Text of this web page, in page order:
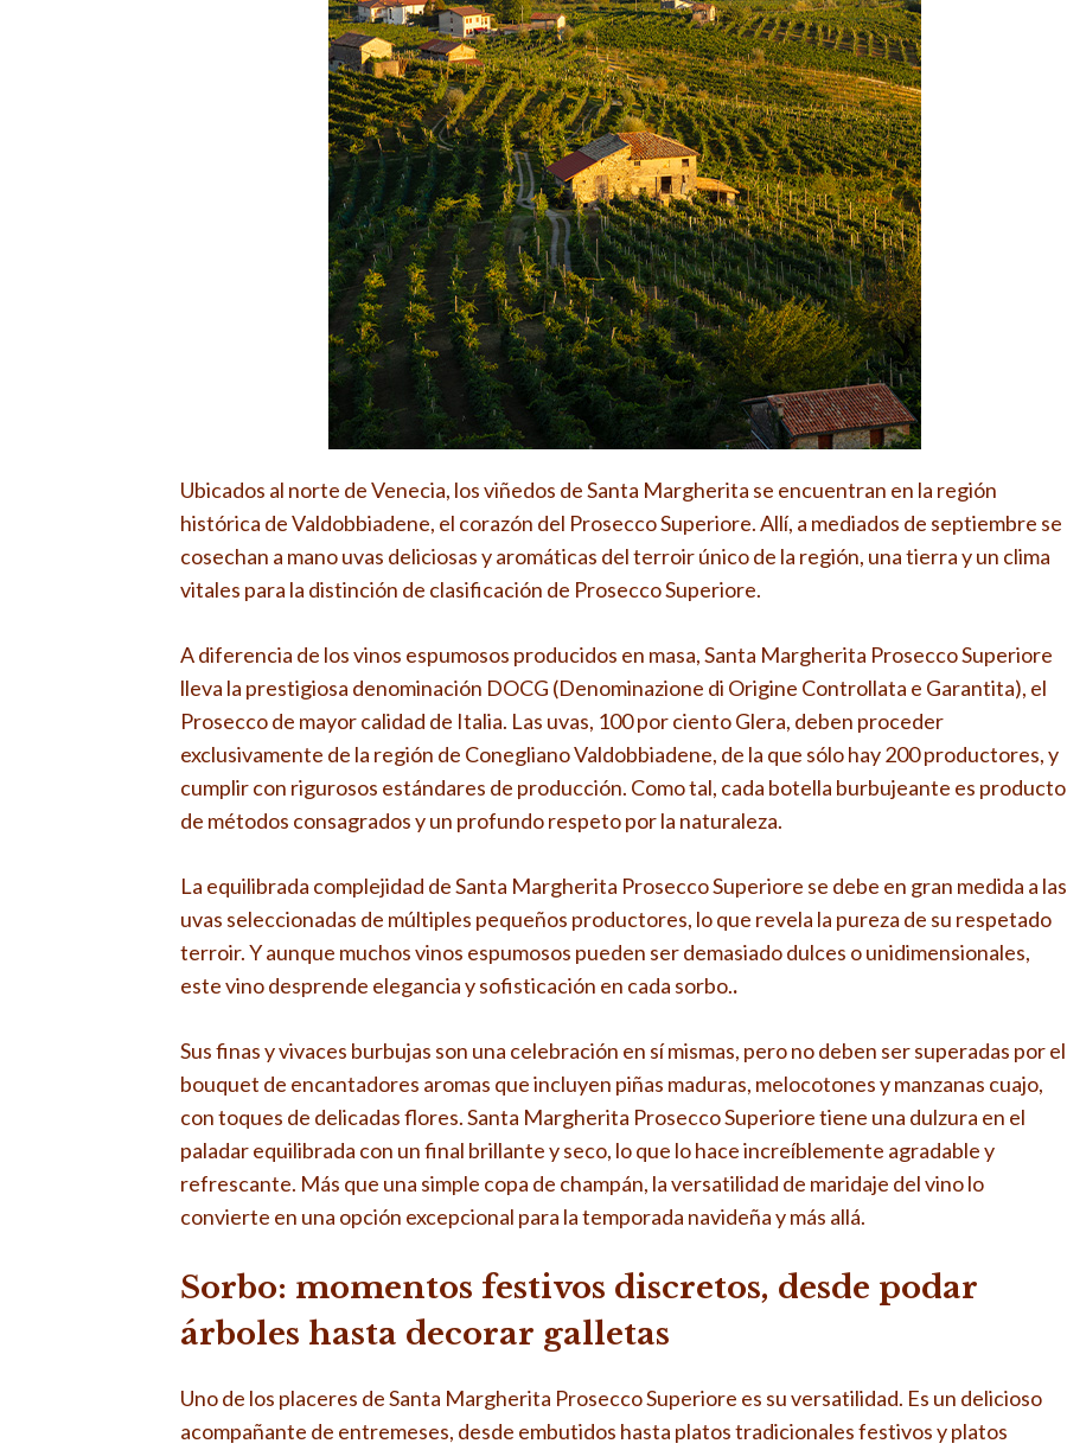
Ubicados al norte de Venecia, los viñedos de Santa Margherita se encuentran en la región
histórica de Valdobbiadene, el corazón del Prosecco Superiore. Allí, a mediados de septiembre se
cosechan a mano uvas deliciosas y aromáticas del terroir único de la región, una tierra y un clima
vitales para la distinción de clasificación de Prosecco Superiore.
A diferencia de los vinos espumosos producidos en masa, Santa Margherita Prosecco Superiore
lleva la prestigiosa denominación DOCG (Denominazione di Origine Controllata e Garantita), el
Prosecco de mayor calidad de Italia. Las uvas, 100 por ciento Glera, deben proceder
exclusivamente de la región de Conegliano Valdobbiadene, de la que sólo hay 200 productores, y
cumplir con rigurosos estándares de producción. Como tal, cada botella burbujeante es producto
de métodos consagrados y un profundo respeto por la naturaleza.
La equilibrada complejidad de Santa Margherita Prosecco Superiore se debe en gran medida a las
uvas seleccionadas de múltiples pequeños productores, lo que revela la pureza de su respetado
terroir. Y aunque muchos vinos espumosos pueden ser demasiado dulces o unidimensionales,
este vino desprende elegancia y sofisticación en cada sorbo..
Sus finas y vivaces burbujas son una celebración en sí mismas, pero no deben ser superadas por el
bouquet de encantadores aromas que incluyen piñas maduras, melocotones y manzanas cuajo,
con toques de delicadas flores. Santa Margherita Prosecco Superiore tiene una dulzura en el
paladar equilibrada con un final brillante y seco, lo que lo hace increíblemente agradable y
refrescante. Más que una simple copa de champán, la versatilidad de maridaje del vino lo
convierte en una opción excepcional para la temporada navideña y más allá.
Sorbo: momentos festivos discretos, desde podar
árboles hasta decorar galletas
Uno de los placeres de Santa Margherita Prosecco Superiore es su versatilidad. Es un delicioso
acompañante de entremeses, desde embutidos hasta platos tradicionales festivos y platos